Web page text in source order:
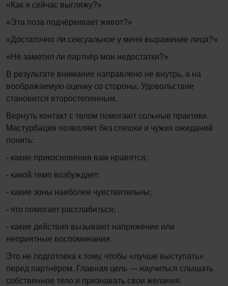
«Как я сейчас выгляжу?»
«Эта поза подчёркивает живот?»
«Достаточно ли сексуальное у меня выражение лица?»
«Не заметил ли партнёр мои недостатки?»
В результате внимание направлено не внутрь, а на
воображаемую оценку со стороны. Удовольствие
становится второстепенным.
Вернуть контакт с телом помогают сольные практики.
Мастурбация позволяет без спешки и чужих ожиданий
понять:
- какие прикосновения вам нравятся;
- какой темп возбуждает;
- какие зоны наиболее чувствительны;
- что помогает расслабиться;
- какие действия вызывают напряжение или
неприятные воспоминания.
Это не подготовка к тому, чтобы «лучше выступать»
перед партнёром. Главная цель — научиться слышать
собственное тело и признавать свои желания.